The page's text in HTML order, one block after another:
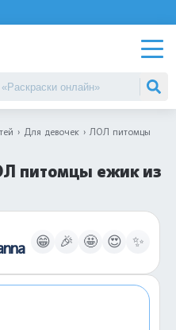
Для девочек
ЛОЛ питомцы
питомцы ежик из
😁 🎉 🤩 😍 ✨